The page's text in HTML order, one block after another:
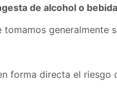
de alcohol o
tomamos generalmente
forma directa el